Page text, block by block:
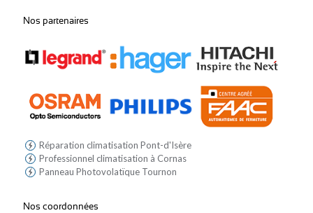
Nos partenaires
Réparation climatisation Pont-d'Isère
Professionnel climatisation à Cornas
Panneau Photovolatïque Tournon
Nos coordonnées